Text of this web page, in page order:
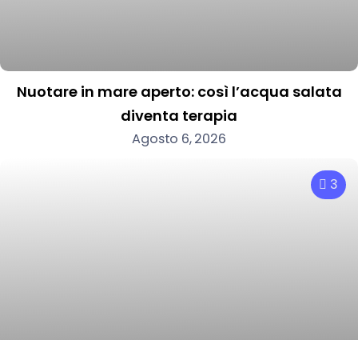
Nuotare in mare aperto: così l’acqua salata
diventa terapia
Agosto 6, 2026
3